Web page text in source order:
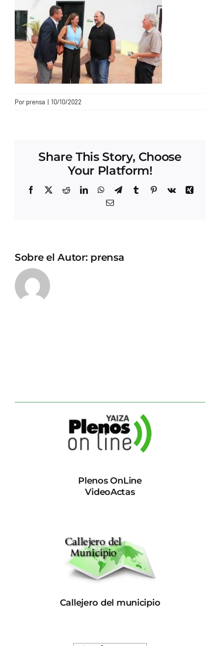
CONTACTO
Por prensa | 10/10/2022
Share This Story, Choose
Your Platform!
Facebook
X RedditLinkedInWhatsApp
TelegramTumblrPinterest
Vk
Xing
Correo
Sobre el Autor: prensa
Plenos OnLine
VideoActas
Callejero del municipio